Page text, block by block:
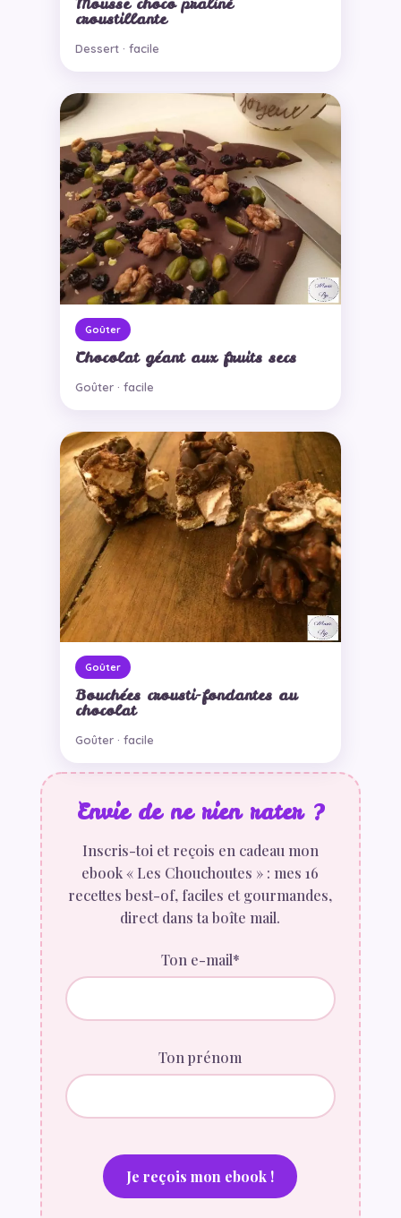
croustillante
Dessert · facile
Goûter
Chocolat géant aux fruits secs
Goûter · facile
Goûter
Bouchées crousti-fondantes au
chocolat
Goûter · facile
Envie de ne rien rater ?
Inscris-toi et reçois en cadeau mon
ebook « Les Chouchoutes » : mes 16
recettes best-of, faciles et gourmandes,
direct dans ta boîte mail.
Ton e-mail*
Ton prénom